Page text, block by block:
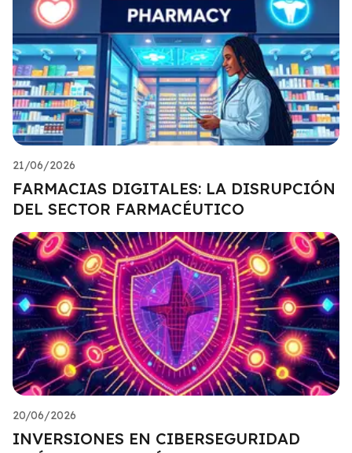
21/06/2026
FARMACIAS DIGITALES: LA DISRUPCIÓN
DEL SECTOR FARMACÉUTICO
20/06/2026
INVERSIONES EN CIBERSEGURIDAD